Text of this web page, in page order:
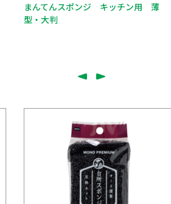
まんてんスポンジ キッチン用 薄
型・大判